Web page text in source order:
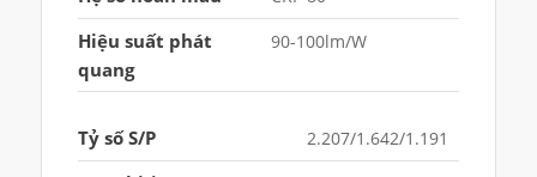
Hiệu suất phát
quang
90-100lm/W
Tỷ số S/P 2.207/1.642/1.191